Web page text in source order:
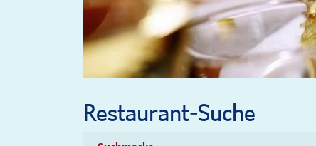
Restaurant-Suche